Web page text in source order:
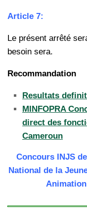
Article 7:
Le présent arrêté
besoin sera.
Recommandation
Resultats
MINFOPRA
direct des
Cameroun
Concours INJS
National de la
Animation